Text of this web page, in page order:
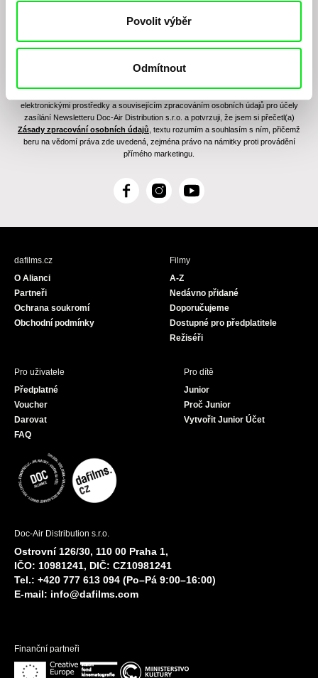
Povolit výběr
Odmítnout
elektronickými prostředky a souvisejícím zpracováním osobních údajů pro účely
zasílání Newsletteru Doc-Air Distribution s.r.o. a potvrzuji, že jsem si přečetl(a)
Zásady zpracování osobních údajů , textu rozumím a souhlasím s ním, přičemž
beru na vědomí práva zde uvedená, zejména právo na námitky proti provádění
přímého marketingu.
F
c
I
s
Y
u
dafilms.cz
O Alianci
Partneři
Ochrana soukromí
Obchodní podmínky
Filmy
A-Z
Nedávno přidané
Doporučujeme
Dostupné pro předplatitele
Režiséři
Pro uživatele
Předplatné
Voucher
Darovat
FAQ
Pro dítě
Junior
Proč Junior
Vytvořit Junior Účet
Doc-Air Distribution s.r.o.
Ostrovní 126/30, 110 00 Praha 1,
IČO: 10981241, DIČ: CZ10981241
Tel.: +420 777 613 094 (Po–Pá 9:00–16:00)
E-mail: info@dafilms.com
Finanční partneři